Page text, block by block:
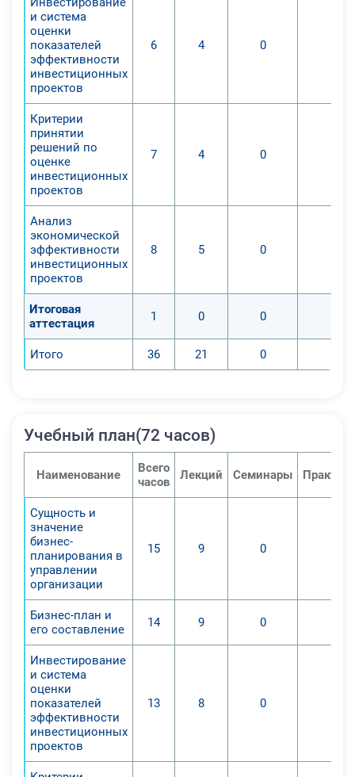
инвестиционных проектов; обучить
экспертизе бизнес-планов,
слушатели приобрели следующие
знания и умения:
2. Изучили методы анализа
инвестиционных проектов; обучить
корректному использованию
экспертизе бизнес-планов,
инвестиционных проектов.
и система
оценки
показателей
эффективности
инвестиционных
проектов
6 4 0
Критерии
принятии
решений по
оценке
инвестиционных
проектов
7 4 0
Анализ
экономической
эффективности
инвестиционных
проектов
8 5 0
Итоговая
аттестация
1 0 0
Итого 36 21 0
Учебный план(72 часов)
Наименование
Всего
часов
Лекций Семинары
Сущность и
значение
бизнес-
планирования в
управлении
организации
15 9 0
Бизнес-план и
его составление
14 9 0
Инвестирование
и система
оценки
показателей
эффективности
инвестиционных
проектов
13 8 0